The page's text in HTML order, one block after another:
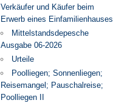
Verkäufer und Käufer beim
Erwerb eines Einfamilienhauses
Mittelstandsdepesche
Ausgabe 06-2026
Urteile
Poolliegen; Sonnenliegen;
Reisemangel; Pauschalreise;
Poolliegen II